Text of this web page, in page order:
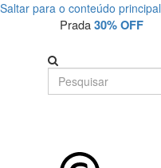
Saltar para o conteúdo principal
Prada30% OFF